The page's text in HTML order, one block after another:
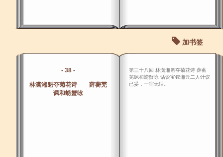
加书签
- 38 -
林潇湘魁夺菊花诗 薛蘅芜
讽和螃蟹咏
第三十八回 林潇湘魁夺菊花诗 薛蘅
芜讽和螃蟹咏 话说宝钗湘云二人计议
已妥，一宿无话。